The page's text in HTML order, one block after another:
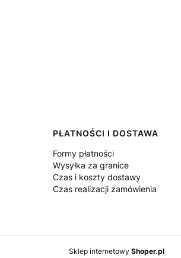
PŁATNOŚCI I DOSTAWA
Formy płatności
Wysyłka za granice
Czas i koszty dostawy
Czas realizacji zamówienia
Sklep internetowy Shoper.pl